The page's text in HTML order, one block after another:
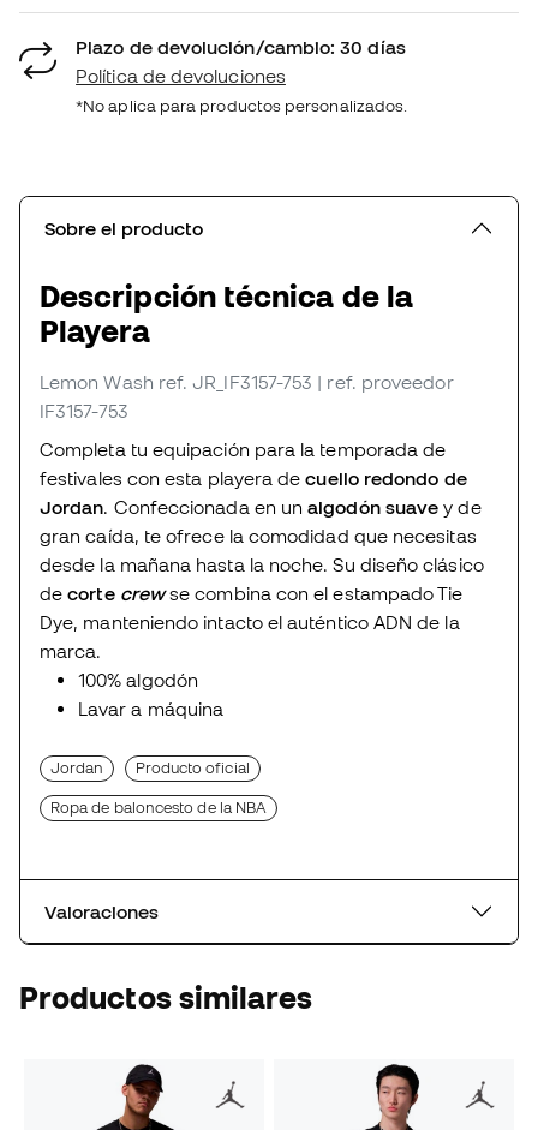
Plazo de devolución/cambio: 30 días
Política de devoluciones
*No aplica para productos personalizados.
Sobre el producto
Descripción técnica de la
Playera
Lemon Wash ref. JR_IF3157-753 | ref. proveedor
IF3157-753
Completa tu equipación para la temporada de
festivales con esta playera decuello redondo de
Jordan . Confeccionada en unalgodón suave y de
gran caída, te ofrece la comodidad que necesitas
desde la mañana hasta la noche. Su diseño clásico
decorte crewse combina con el estampado Tie
Dye, manteniendo intacto el auténtico ADN de la
marca.
100% algodón
Lavar a máquina
Jordan Producto oficial
Ropa de baloncesto de la NBA
Valoraciones
Productos similares